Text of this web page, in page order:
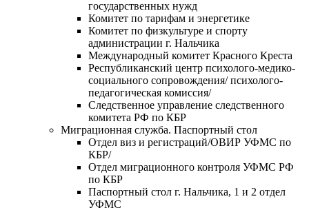
государственных нужд
Комитет по тарифам и энергетике
Комитет по физкультуре и спорту
администрации г. Нальчика
Международный комитет Красного Креста
Республиканский центр психолого-медико-
социального сопровождения/ психолого-
педагогическая комиссия/
Следственное управление следственного
комитета РФ по КБР
Миграционная служба. Паспортный стол
Отдел виз и регистраций/ОВИР УФМС по
КБР/
Отдел миграционного контроля УФМС РФ
по КБР
Паспортный стол г. Нальчика, 1 и 2 отдел
УФМС